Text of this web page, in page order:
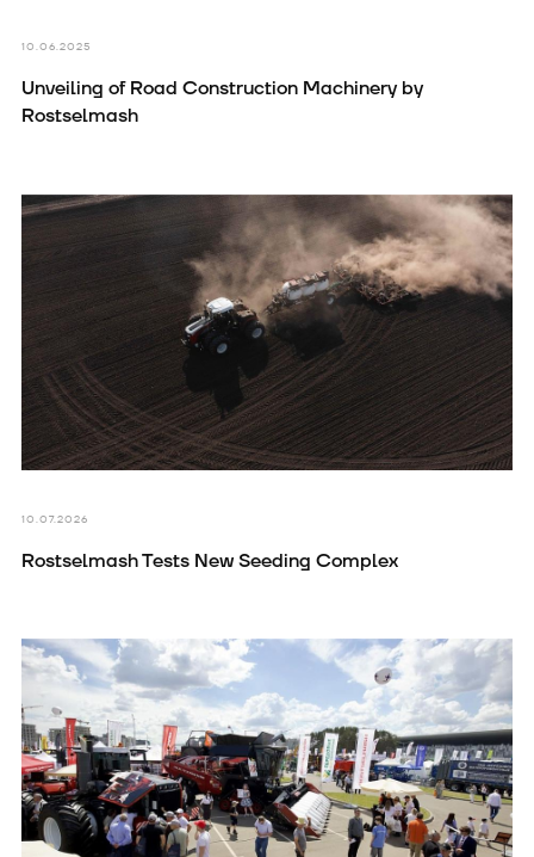
10.06.2025
Unveiling of Road Construction Machinery by
Rostselmash
10.07.2026
Rostselmash Tests New Seeding Complex